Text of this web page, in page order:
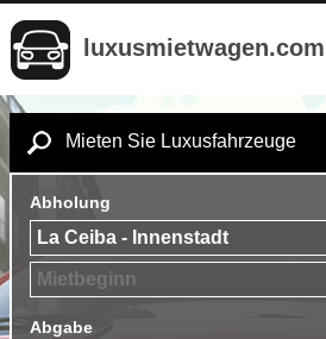
luxusmietwagen.com
Mieten Sie Luxusfahrzeuge
Abholung
Abgabe